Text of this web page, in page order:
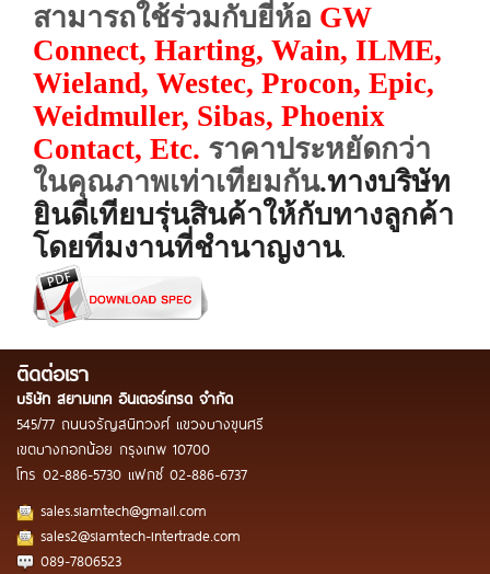
สามารถใช้ร่วมกับยี่ห้อ GW
Connect, Harting, Wain, ILME,
Wieland, Westec, Procon, Epic,
Weidmuller, Sibas, Phoenix
Contact, Etc. ราคาประหยัดกว่า
ในคุณภาพเท่าเทียมกัน.ทางบริษัท
ยินดีเทียบรุ่นสินค้าให้กับทางลูกค้า
โดยทีมงานที่ชำนาญงาน.
ติดต่อเรา
บริษัท สยามเทค อินเตอร์เทรด จำกัด
545/77 ถนนจรัญสนิทวงศ์ แขวงบางขุนศรี
เขตบางกอกน้อย กรุงเทพ 10700
โทร 02-886-5730 แฟกซ์ 02-886-6737
sales.siamtech@gmail.com
sales2@siamtech-intertrade.com
089-7806523